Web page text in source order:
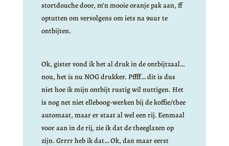
stortdouche door, m’n mooie oranje pak aan, ff
optutten om vervolgens om iets na 9uur te
ontbijten.
Ok, gister vond ik het al druk in de ontbijtzaal…
nou, het is nu NOG drukker. Pffff… dit is dus
niet hoe ik mijn ontbijt rustig wil nuttigen. Het
is nog net niet elleboog-werken bij de koffie/thee
automaat, maar er staat al wel een rij. Eenmaal
voor aan in de rij, zie ik dat de theeglazen op
zijn. Grrrr heb ik dat… Ok, dan maar eerst